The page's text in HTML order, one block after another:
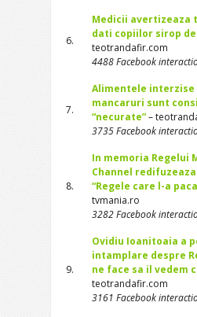
6.
Medicii avertizeaza
dati copiilor sirop
teotrandafir.com
4488 Facebook
7.
Alimentele interzise
mancaruri sunt
“necurate”–
3735 Facebook
8.
In memoria Regelui
Channel
“Regele care l-a
tvmania.ro
3282 Facebook
9.
Ovidiu Ioanitoaia a
intamplare despre
ne face sa il vedem
teotrandafir.com
3161 Facebook